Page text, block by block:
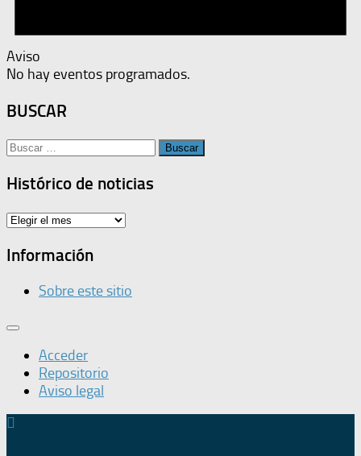
Aviso
No hay eventos programados.
BUSCAR
Buscar:
Histórico de noticias
Histórico
noticias
Información
Sobre este sitio
Acceder
Repositorio
Aviso legal